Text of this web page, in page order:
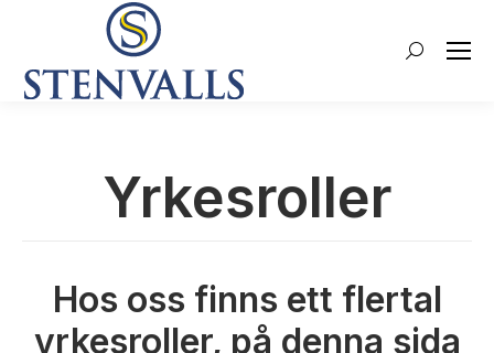
Search:
Yrkesroller
Hos oss finns ett flertal
yrkesroller, på denna sida